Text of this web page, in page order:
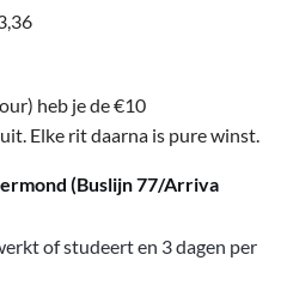
heb je de €10
Elke rit daarna is pure winst.
(Buslijn 77/Arriva
of studeert en 3 dagen per